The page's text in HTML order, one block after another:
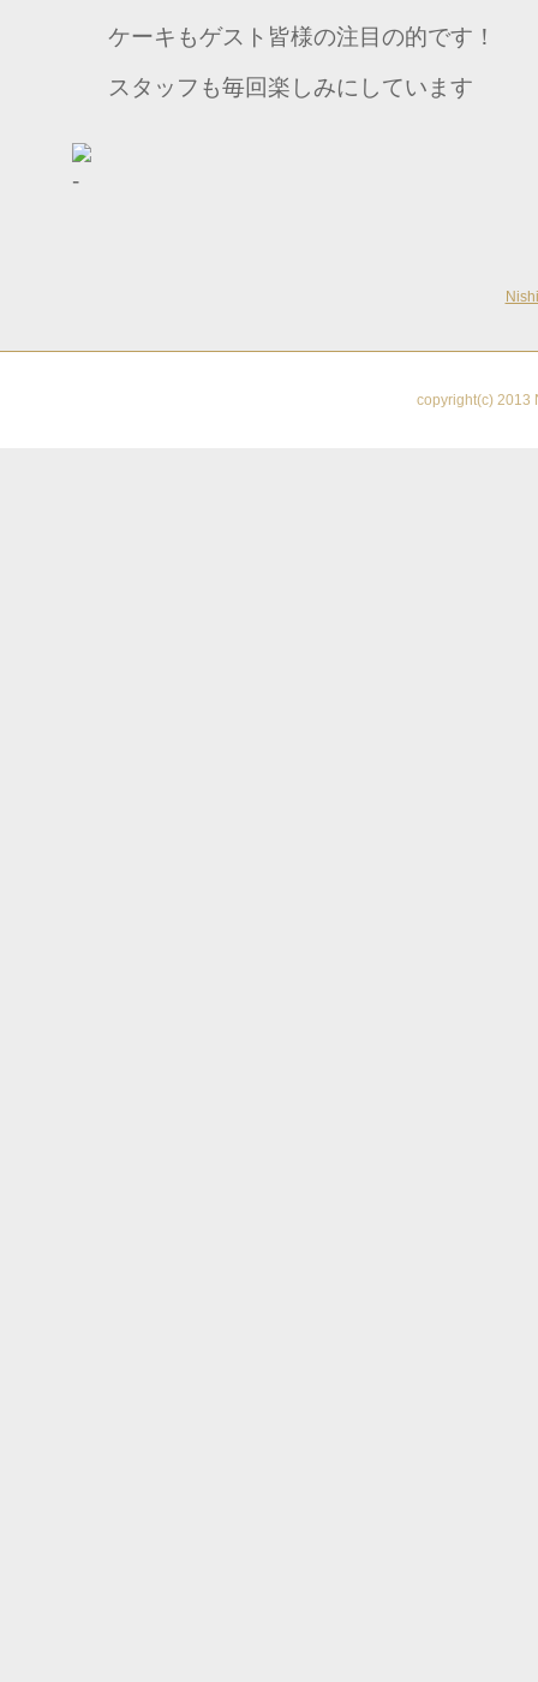
ケーキもゲスト皆様の注目の的です！
スタッフも毎回楽しみにしています
copyright(c) 2013